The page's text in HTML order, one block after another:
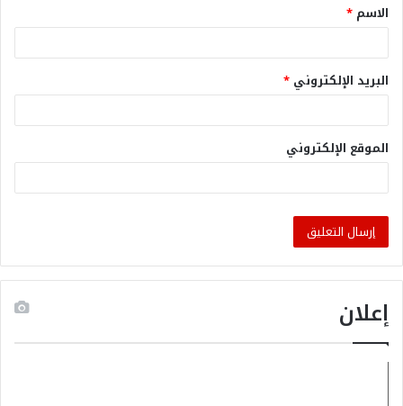
الاسم *
البريد الإلكتروني *
الموقع الإلكتروني
إعلان